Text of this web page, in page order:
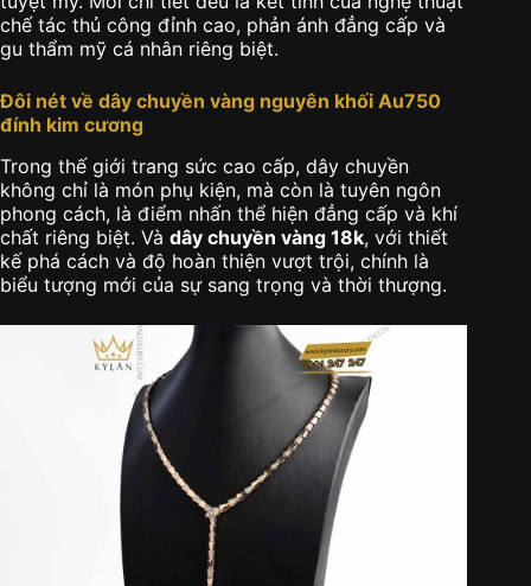
chế tác thủ công đỉnh cao, phản ánh đẳng cấp và
gu thẩm mỹ cá nhân riêng biệt.
Đôi nét về dây chuyền vàng nguyên khối Au750
đính kim cương
Trong thế giới trang sức cao cấp, dây chuyền
không chỉ là món phụ kiện, mà còn là tuyên ngôn
phong cách, là điểm nhấn thể hiện đẳng cấp và khí
chất riêng biệt. Và dây chuyền vàng 18k, với thiết
kế phá cách và độ hoàn thiện vượt trội, chính là
biểu tượng mới của sự sang trọng và thời thượng.